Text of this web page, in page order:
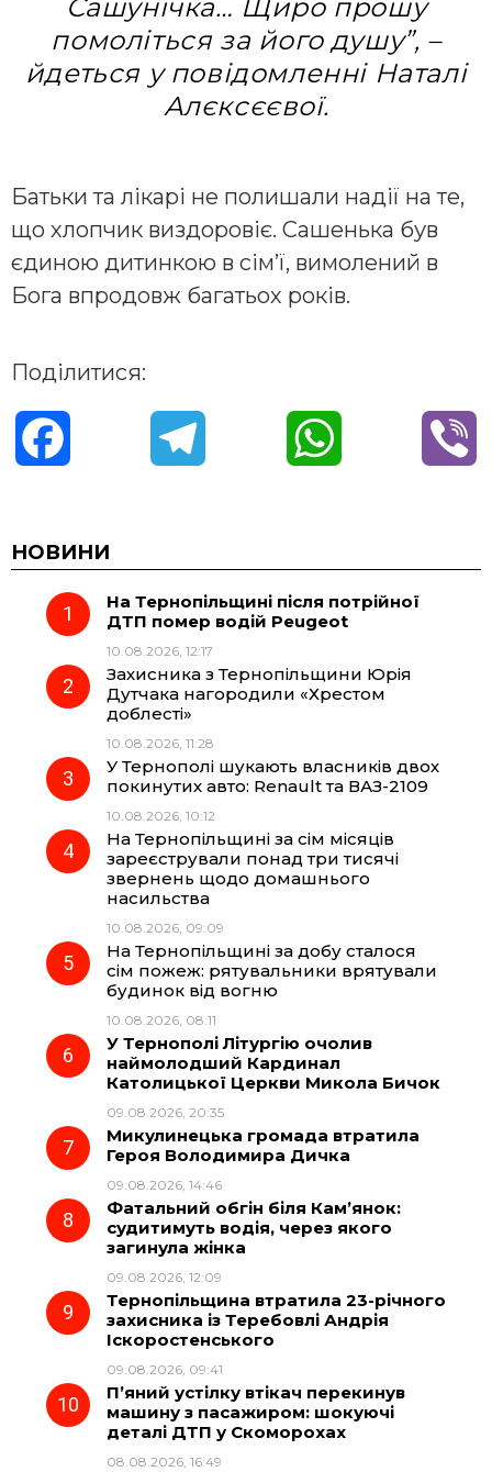
Сашунічка… Щиро прошу
помоліться за його душу”, –
йдеться у повідомленні Наталі
Алєксєєвої.
Батьки та лікарі не полишали надії на те,
що хлопчик виздоровіє. Сашенька був
єдиною дитинкою в сім’ї, вимолений в
Бога впродовж багатьох років.
Поділитися:
c
e
o
o
e
g
a
m
t
p
НОВИНИ
На Тернопільщині після потрійної
ДТП помер водій Peugeot
10.08.2026, 12:17
Захисника з Тернопільщини Юрія
Дутчака нагородили «Хрестом
доблесті»
10.08.2026, 11:28
У Тернополі шукають власників двох
покинутих авто: Renault та ВАЗ-2109
10.08.2026, 10:12
На Тернопільщині за сім місяців
зареєстрували понад три тисячі
звернень щодо домашнього
насильства
10.08.2026, 09:09
На Тернопільщині за добу сталося
сім пожеж: рятувальники врятували
будинок від вогню
10.08.2026, 08:11
У Тернополі Літургію очолив
наймолодший Кардинал
Католицької Церкви Микола Бичок
09.08.2026, 20:35
Микулинецька громада втратила
Героя Володимира Дичка
09.08.2026, 14:46
Фатальний обгін біля Кам’янок:
судитимуть водія, через якого
загинула жінка
09.08.2026, 12:09
Тернопільщина втратила 23-річного
захисника із Теребовлі Андрія
Іскоростенського
09.08.2026, 09:41
П’яний устілку втікач перекинув
машину з пасажиром: шокуючі
деталі ДТП у Скоморохах
08.08.2026, 16:49